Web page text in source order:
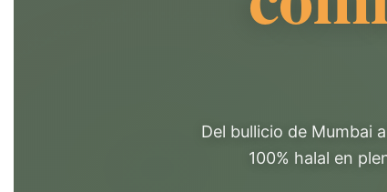
Del bullicio de Mumbai
100% halal en